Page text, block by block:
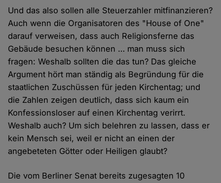
Und das also sollen alle Steuerzahler mitfinanzieren?
Auch wenn die Organisatoren des "House of One"
darauf verweisen, dass auch Religionsferne das
Gebäude besuchen können … man muss sich
fragen: Weshalb sollten die das tun? Das gleiche
Argument hört man ständig als Begründung für die
staatlichen Zuschüssen für jeden Kirchentag; und
die Zahlen zeigen deutlich, dass sich kaum ein
Konfessionsloser auf einen Kirchentag verirrt.
Weshalb auch? Um sich belehren zu lassen, dass er
kein Mensch sei, weil er nicht an einen der
angebeteten Götter oder Heiligen glaubt?
Die vom Berliner Senat bereits zugesagten 10